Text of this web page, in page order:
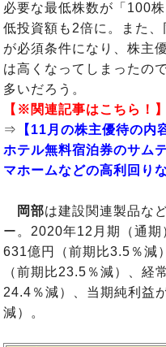
必要な最低株数が「100
低投資額も2倍に。また、
が必須条件になり、株主
は高くなってしまったの
多いだろう。
【※関連記事はこちら！】
⇒
【11月の株主優待の内
ホテル無料宿泊券のサム
マホームなどの高利回り
岡部は建設関連製品な
ー。2020年12月期（通
631億円（前期比3.5％減
（前期比23.5％減）、経
24.4％減）、当期純利益
減）。